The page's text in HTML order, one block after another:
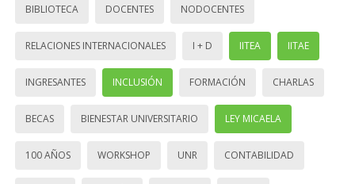
BIBLIOTECA DOCENTES NODOCENTES
RELACIONES INTERNACIONALES I + D IITEA IITAE
INGRESANTES INCLUSIÓN FORMACIÓN CHARLAS
BECAS BIENESTAR UNIVERSITARIO LEY MICAELA
100 AÑOS WORKSHOP UNR CONTABILIDAD